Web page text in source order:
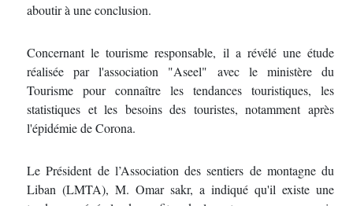
aboutir à une conclusion.
Concernant le tourisme responsable, il a révélé une étude
réalisée par l'association "Aseel" avec le ministère du
Tourisme pour connaître les tendances touristiques, les
statistiques et les besoins des touristes, notamment après
l'épidémie de Corona.
Le Président de l’Association des sentiers de montagne du
Liban (LMTA), M. Omar sakr, a indiqué qu'il existe une